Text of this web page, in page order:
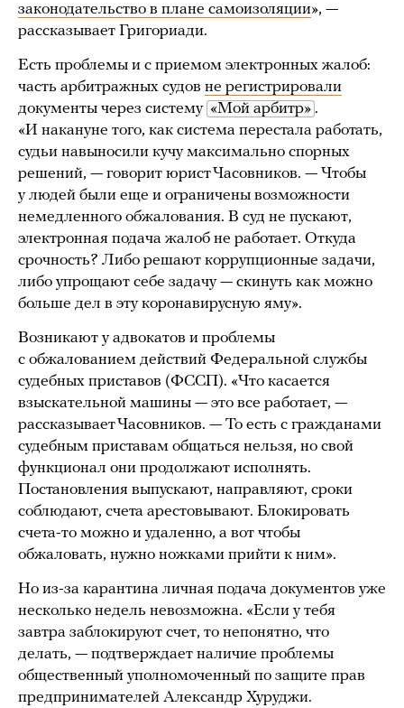
законодательство в плане самоизоляции», —
рассказывает Григориади.
Есть проблемы и с приемом электронных жалоб:
часть арбитражных судов не регистрировали
документы через систему «Мой арбитр» .
«И накануне того, как система перестала работать,
судьи навыносили кучу максимально спорных
решений, — говорит юрист Часовников. — Чтобы
у людей были еще и ограничены возможности
немедленного обжалования. В суд не пускают,
электронная подача жалоб не работает. Откуда
срочность? Либо решают коррупционные задачи,
либо упрощают себе задачу — скинуть как можно
больше дел в эту коронавирусную яму».
Возникают у адвокатов и проблемы
с обжалованием действий Федеральной службы
судебных приставов (ФССП). «Что касается
взыскательной машины — это все работает, —
рассказывает Часовников. — То есть с гражданами
судебным приставам общаться нельзя, но свой
функционал они продолжают исполнять.
Постановления выпускают, направляют, сроки
соблюдают, счета арестовывают. Блокировать
счета-то можно и удаленно, а вот чтобы
обжаловать, нужно ножками прийти к ним».
Но из-за карантина личная подача документов уже
несколько недель невозможна. «Если у тебя
завтра заблокируют счет, то непонятно, что
делать, — подтверждает наличие проблемы
общественный уполномоченный по защите прав
предпринимателей Александр Хуруджи.